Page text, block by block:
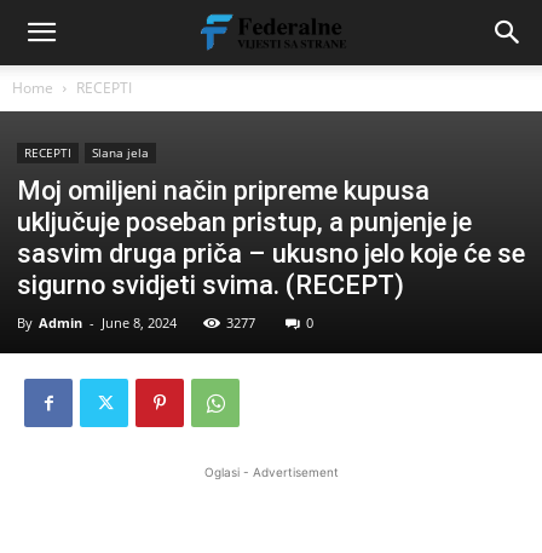
Home RECEPTI
RECEPTI Slana jela
Moj omiljeni način pripreme kupusa
uključuje poseban pristup, a punjenje je
sasvim druga priča – ukusno jelo koje će se
sigurno svidjeti svima. (RECEPT)
By Admin - June 8, 2024 3277 0
Oglasi - Advertisement